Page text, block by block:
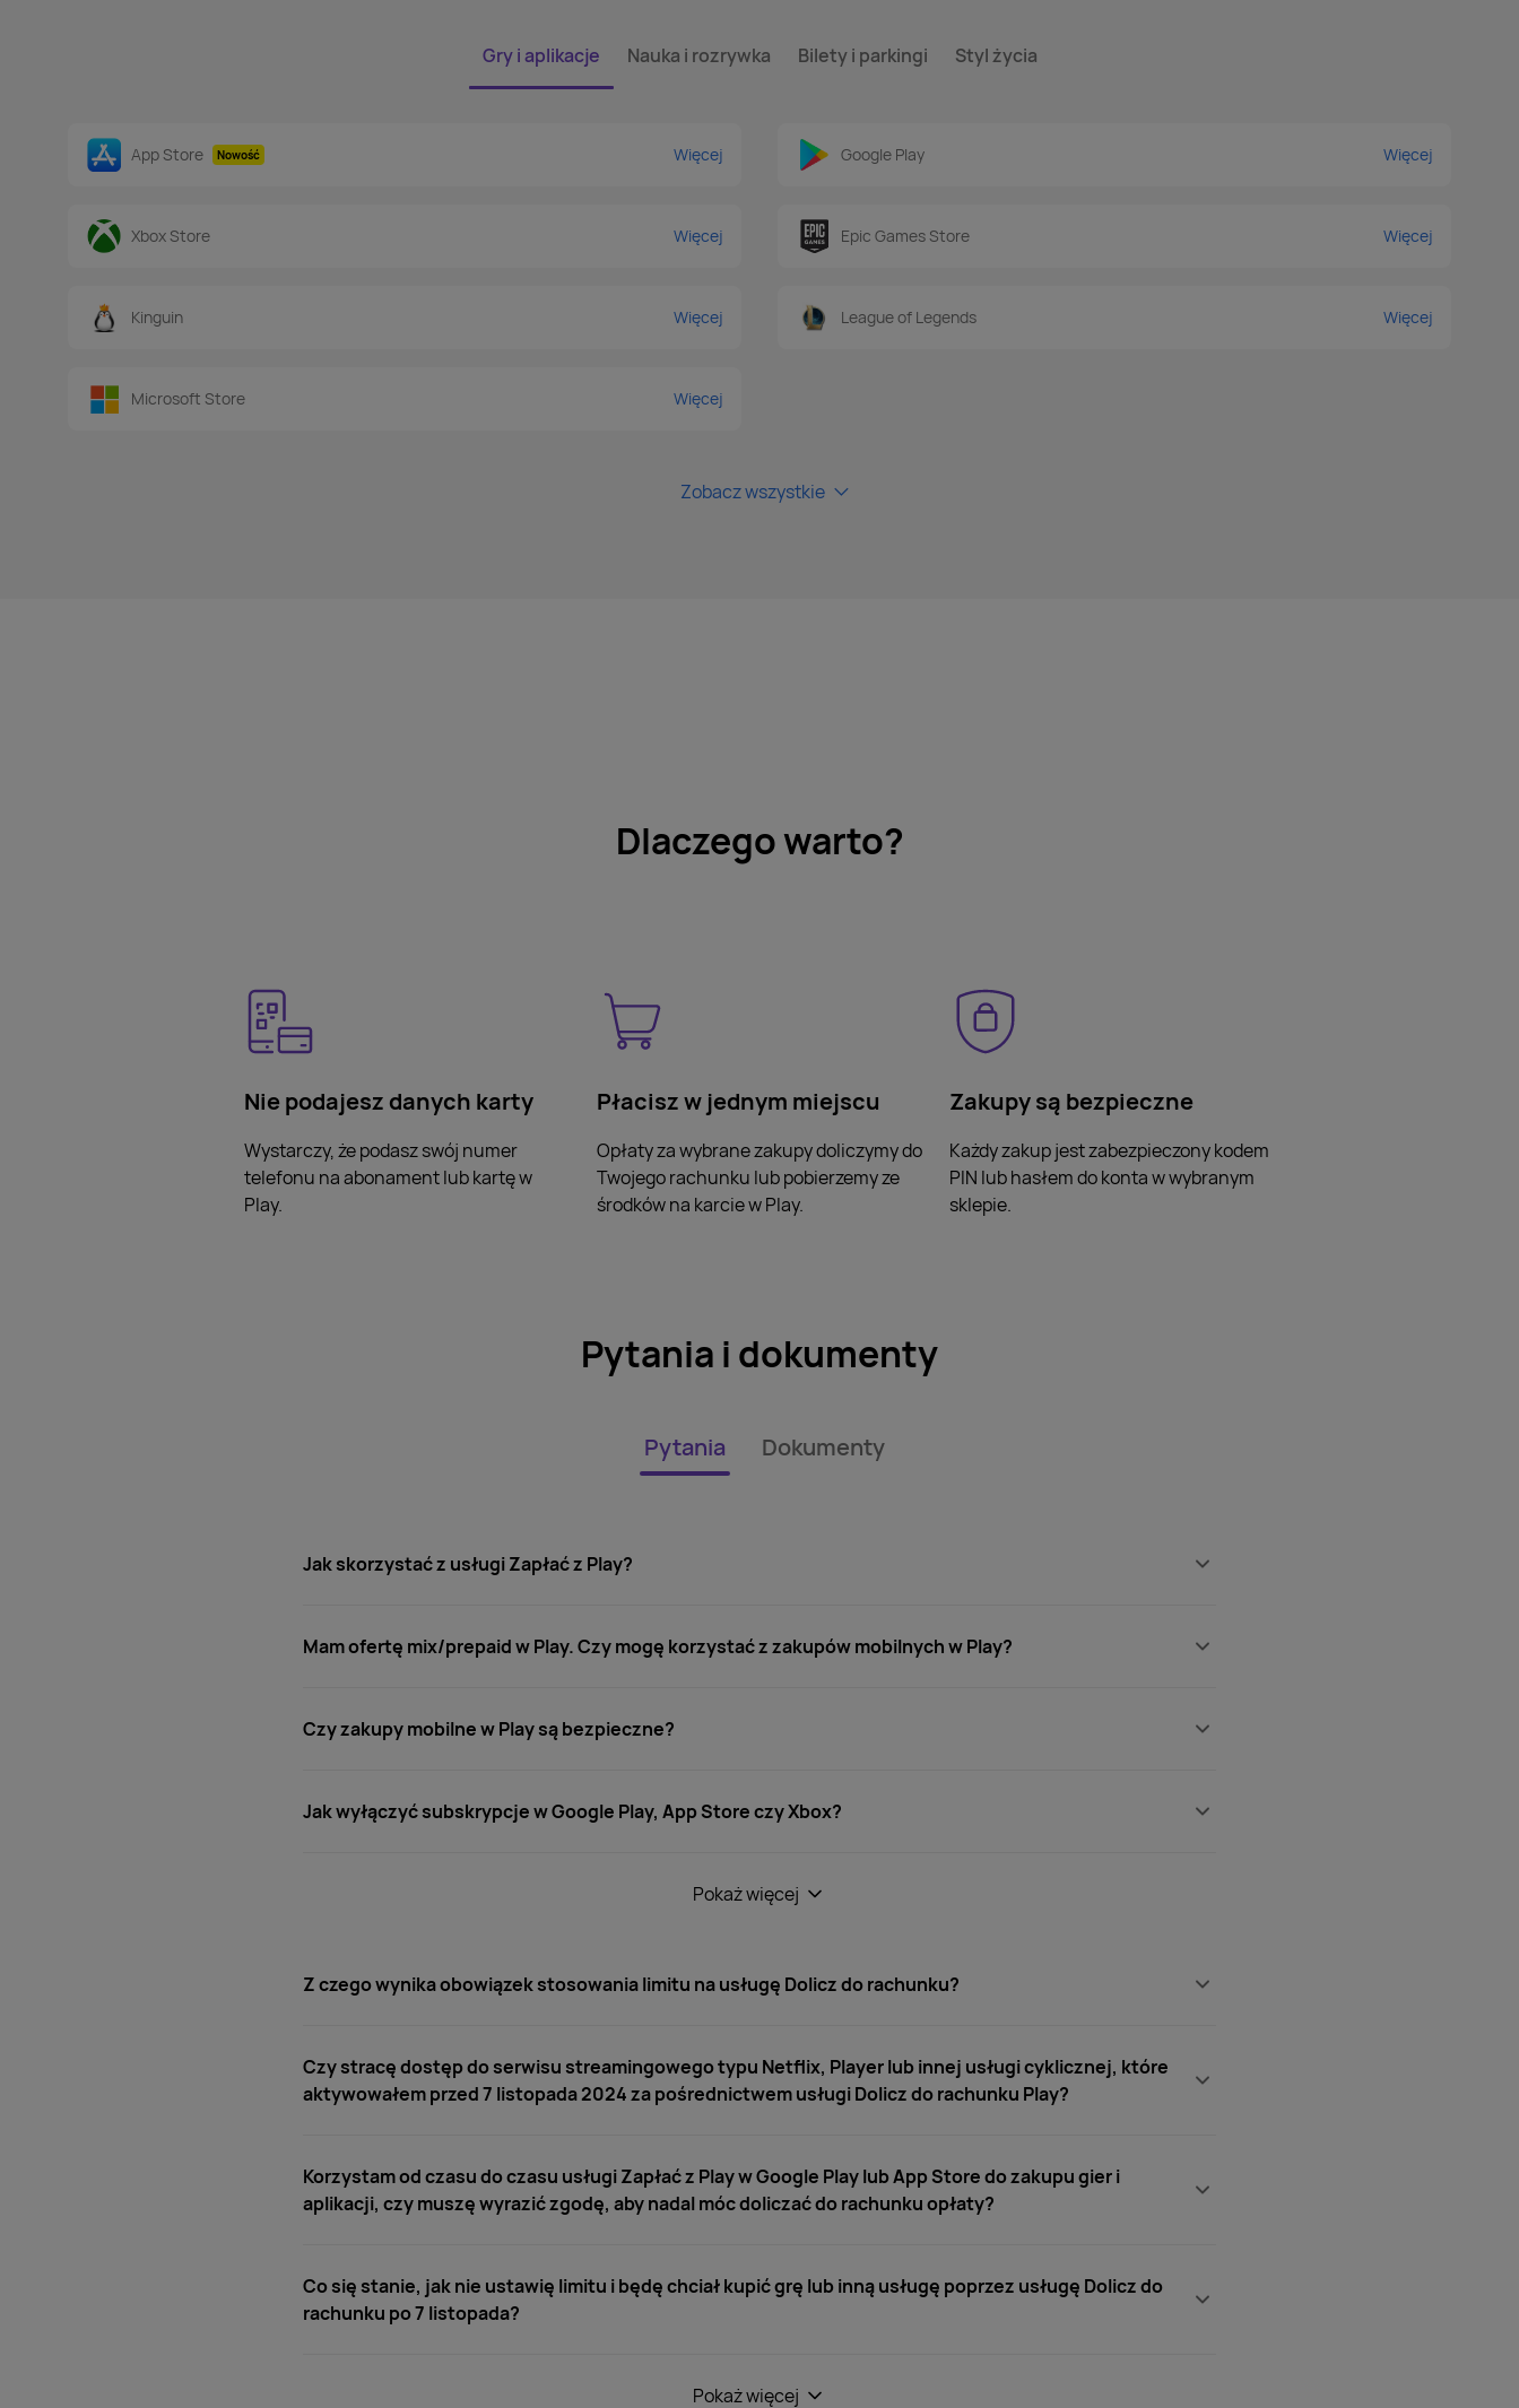
Gry i aplikacje Nauka i rozrywka Bilety i parkingi Styl życia
App Store Nowość Więcej Google Play Więcej
Xbox Store Więcej Epic Games Store Więcej
Kinguin Więcej League of Legends Więcej
Microsoft Store Więcej
Zobacz wszystkie
Dlaczego warto?
Nie podajesz danych karty
Wystarczy, że podasz swój numer
telefonu na abonament lub kartę w
Play.
Płacisz w jednym miejscu
Opłaty za wybrane zakupy doliczymy do
Twojego rachunku lub pobierzemy ze
środków na karcie w Play.
Zakupy są bezpieczne
Każdy zakup jest zabezpieczony kodem
PIN lub hasłem do konta w wybranym
sklepie.
Pytania i dokumenty
Pytania Dokumenty
Jak skorzystać z usługi Zapłać z Play?
Mam ofertę mix/prepaid w Play. Czy mogę korzystać z zakupów mobilnych w Play?
Czy zakupy mobilne w Play są bezpieczne?
Jak wyłączyć subskrypcje w Google Play, App Store czy Xbox?
Pokaż więcej
Z czego wynika obowiązek stosowania limitu na usługę Dolicz do rachunku?
Czy stracę dostęp do serwisu streamingowego typu Netflix, Player lub innej usługi cyklicznej, które
aktywowałem przed 7 listopada 2024 za pośrednictwem usługi Dolicz do rachunku Play?
Korzystam od czasu do czasu usługi Zapłać z Play w Google Play lub App Store do zakupu gier i
aplikacji, czy muszę wyrazić zgodę, aby nadal móc doliczać do rachunku opłaty?
Co się stanie, jak nie ustawię limitu i będę chciał kupić grę lub inną usługę poprzez usługę Dolicz do
rachunku po 7 listopada?
Pokaż więcej